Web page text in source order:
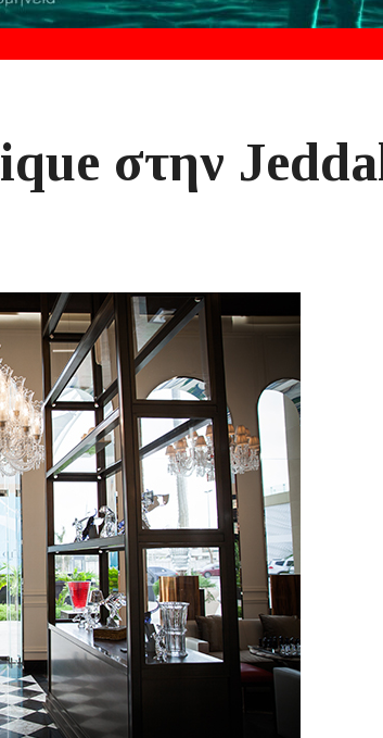
στην